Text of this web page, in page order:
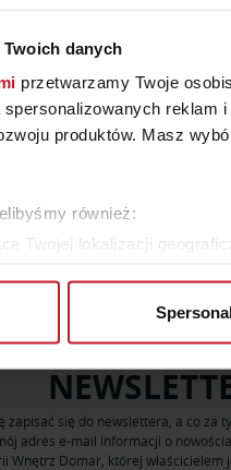
danych
przetwarzamy Twoje
produktów. Masz
również:
Twojej lokalizacji
jak Twoje osobiste dane
treści i
o tym, jak korzystasz z
mogą połączyć te
KUSENO
O CENĘ W SALONIE
zapisać się do newslettera, a co za
adres e-mail informacji o
Wnętrz Domar, której właścicielem